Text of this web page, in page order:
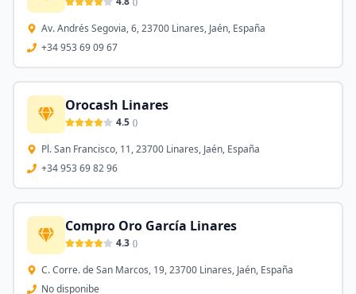
Av. Andrés Segovia, 6, 23700 Linares, Jaén, España
+34 953 69 09 67
Orocash Linares
4.5 ()
Pl. San Francisco, 11, 23700 Linares, Jaén, España
+34 953 69 82 96
Compro Oro García Linares
4.3 ()
C. Corre. de San Marcos, 19, 23700 Linares, Jaén, España
No disponibe